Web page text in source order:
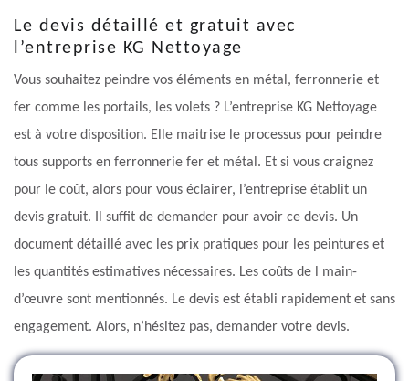
Le devis détaillé et gratuit avec
l’entreprise KG Nettoyage
Vous souhaitez peindre vos éléments en métal, ferronnerie et
fer comme les portails, les volets ? L’entreprise KG Nettoyage
est à votre disposition. Elle maitrise le processus pour peindre
tous supports en ferronnerie fer et métal. Et si vous craignez
pour le coût, alors pour vous éclairer, l’entreprise établit un
devis gratuit. Il suffit de demander pour avoir ce devis. Un
document détaillé avec les prix pratiques pour les peintures et
les quantités estimatives nécessaires. Les coûts de l main-
d’œuvre sont mentionnés. Le devis est établi rapidement et sans
engagement. Alors, n’hésitez pas, demander votre devis.